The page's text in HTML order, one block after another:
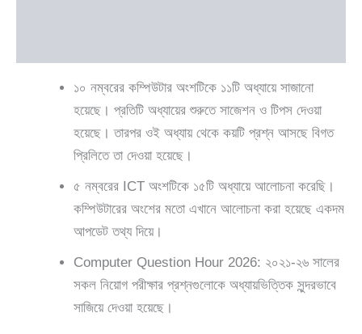
১০ নম্বরের কম্পিউটার অংশটিকে ১১টি অধ্যায়ে সাজানো
হয়েছে। প্রতিটি অধ্যায়ের শুরুতে সাজেশন ও টিপস দেওয়া
হয়েছে। তারপর ওই অধ্যায় থেকে কয়টি প্রশ্ন আসছে বিগত
প্রিলিতে তা দেওয়া হয়েছে।
৫ নম্বরের ICT অংশটিকে ১৫টি অধ্যায়ে আলোচনা করেছি।
কম্পিউটারের অংশের মতো এখানে আলোচনা করা হয়েছে একদম
আপডেট তথ্য দিয়ে।
Computer Question Hour 2026: ২০২১-২৬ সালের
সকল নিয়োগ পরীক্ষার প্রশ্নগুলোকে অধ্যায়ভিত্তিক সুন্দরভাবে
সাজিয়ে দেওয়া হয়েছে।